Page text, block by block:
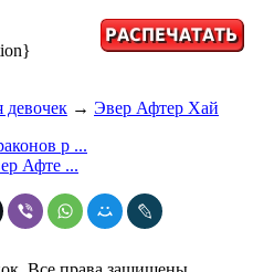
девочек → Эвер Афтер Хай
р ...
Афте ...